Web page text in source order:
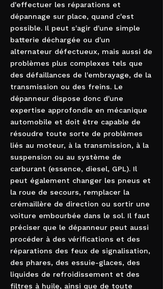
d'effectuer les réparations et
dépannage sur place, quand c'est
possible. Il peut s'agir d'une simple
batterie déchargée ou d'un
alternateur défectueux, mais aussi de
problèmes plus complexes tels que
des défaillances de l'embrayage, de la
transmission ou des freins. Le
dépanneur dispose donc d'une
expertise approfondie en mécanique
automobile et doit être capable de
résoudre toute sorte de problèmes
liés au moteur, à la transmission, à la
suspension ou au système de
carburant (essence, diesel, GPL). Il
peut également changer les pneus et
la roue de secours, remplacer la
crémaillère de direction ou sortir une
voiture embourbée dans le sol. Il faut
préciser que le dépanneur peut aussi
procéder à des vérifications et des
réparations des feux de signalisation,
des phares, des essuie-glaces, des
liquides de refroidissement et des
filtres à huile, ainsi que de toute